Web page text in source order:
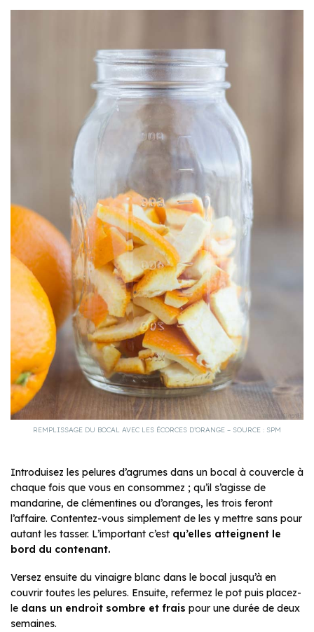
REMPLISSAGE DU BOCAL AVEC LES ÉCORCES D’ORANGE – SOURCE : SPM
Introduisez les pelures d’agrumes dans un bocal à couvercle à
chaque fois que vous en consommez ; qu’il s’agisse de
mandarine, de clémentines ou d’oranges, les trois feront
l’affaire. Contentez-vous simplement de les y mettre sans pour
autant les tasser. L’important c’est qu’elles atteignent le
bord du contenant.
Versez ensuite du vinaigre blanc dans le bocal jusqu’à en
couvrir toutes les pelures. Ensuite, refermez le pot puis placez-
le dans un endroit sombre et frais pour une durée de deux
semaines.